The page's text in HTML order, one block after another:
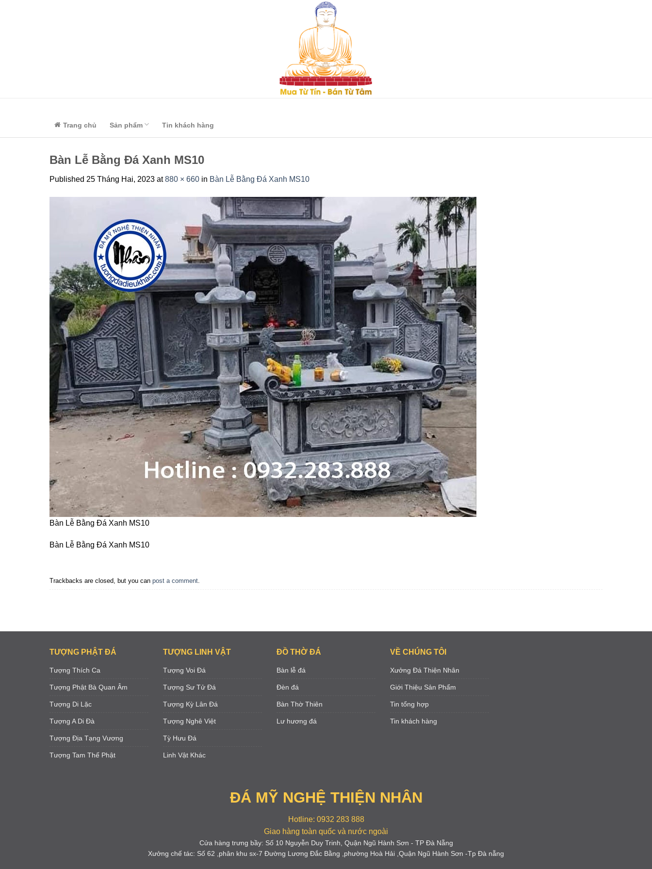
Trang chủ Sản phẩm Tin khách hàng
Bàn Lễ Bằng Đá Xanh MS10
Published 25 Tháng Hai, 2023 at880 × 660 in Bàn Lễ Bằng Đá Xanh MS10
Bàn Lễ Bằng Đá Xanh MS10
Bàn Lễ Bằng Đá Xanh MS10
Trackbacks are closed, but you can post a comment
TƯỢNG PHẬT ĐÁ
Tượng Thích Ca
Tượng Phật Bà Quan Âm
Tượng Di Lặc
Tượng A Di Đà
Tượng Địa Tạng Vương
Tượng Tam Thế Phật
TƯỢNG LINH VẬT
Tượng Voi Đá
Tượng Sư Tử Đá
Tượng Kỳ Lân Đá
Tượng Nghê Việt
Tỳ Hưu Đá
Linh Vật Khác
ĐỒ THỜ ĐÁ
Bàn lễ đá
Đèn đá
Bàn Thờ Thiên
Lư hương đá
VỀ CHÚNG TÔI
Xưởng Đá Thiện Nhân
Giới Thiệu Sản Phẩm
Tin tổng hợp
Tin khách hàng
ĐÁ MỸ NGHỆ THIỆN NHÂN
Hotline: 0932 283 888
Giao hàng toàn quốc và nước ngoài
Cửa hàng trưng bầy: Số 10 Nguyễn Duy Trinh, Quận Ngũ Hành Sơn - TP Đà Nẵng
Xưởng chế tác: Số 62 ,phân khu sx-7 Đường Lương Đắc Bằng ,phường Hoà Hải ,Quận Ngũ Hành Sơn -Tp Đà nẵng